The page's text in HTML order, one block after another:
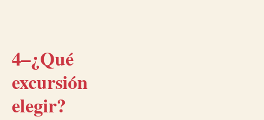
4–¿Qué
excursión
elegir?